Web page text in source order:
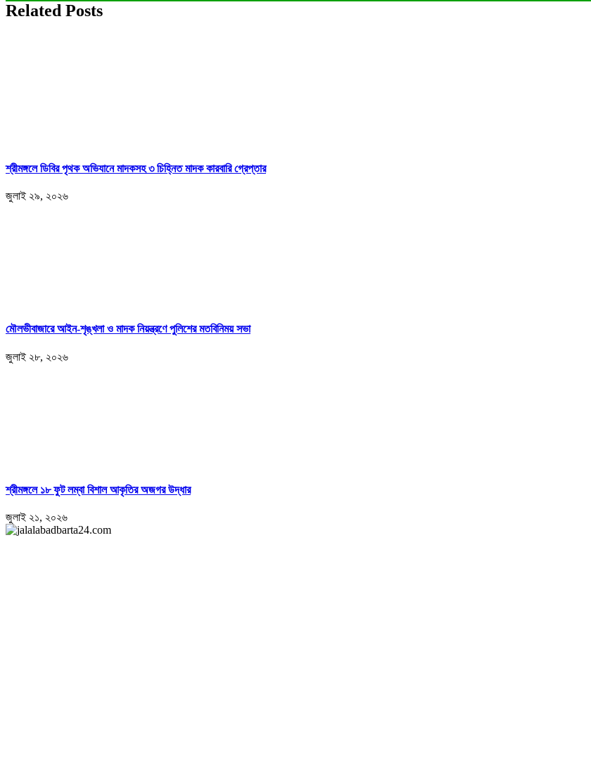
Related Posts
শ্রীমঙ্গলে ডিবির পৃথক অভিযানে মাদকসহ ৩ চিহ্নিত মাদক কারবারি গ্রেপ্তার
জুলাই ২৯, ২০২৬
মৌলভীবাজারে আইন-শৃঙ্খলা ও মাদক নিয়ন্ত্রণে পুলিশের মতবিনিময় সভা
জুলাই ২৮, ২০২৬
শ্রীমঙ্গলে ১৮ ফুট লম্বা বিশাল আকৃতির অজগর উদ্ধার
জুলাই ২১, ২০২৬